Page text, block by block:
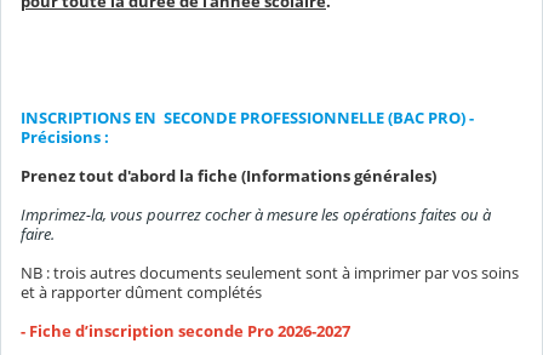
INSCRIPTIONS EN SECONDE PROFESSIONNELLE (BAC PRO) -
Précisions :
Prenez tout d'abord la fiche (Informations générales)
Imprimez-la, vous pourrez cocher à mesure les opérations faites ou à
faire.
NB : trois autres documents seulement sont à imprimer par vos soins
et à rapporter dûment complétés
- Fiche d’inscription seconde Pro 2026-2027